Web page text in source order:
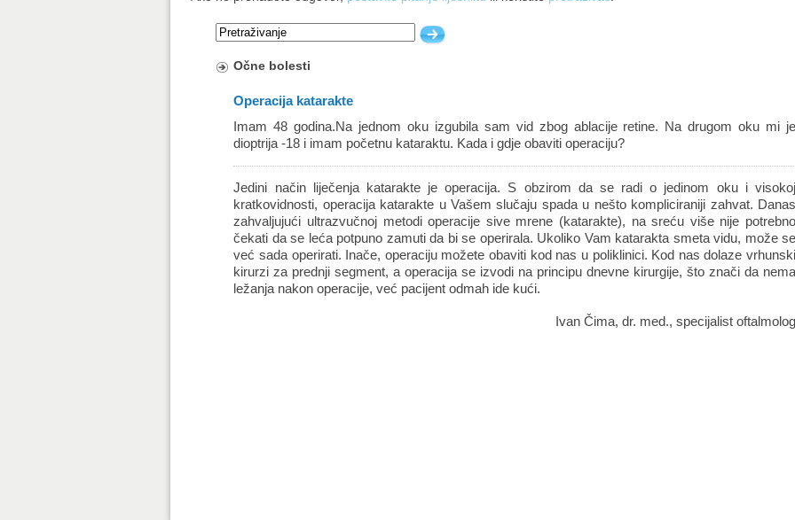
Očne bolesti
Operacija katarakte
Imam 48 godina.Na jednom oku izgubila sam vid zbog ablacije retine. Na drugom oku mi je
dioptrija -18 i imam početnu kataraktu. Kada i gdje obaviti operaciju?
Jedini način liječenja katarakte je operacija. S obzirom da se radi o jedinom oku i visokoj
kratkovidnosti, operacija katarakte u Vašem slučaju spada u nešto kompliciraniji zahvat. Danas
zahvaljujući ultrazvučnoj metodi operacije sive mrene (katarakte), na sreću više nije potrebno
čekati da se leća potpuno zamuti da bi se operirala. Ukoliko Vam katarakta smeta vidu, može se
već sada operirati. Inače, operaciju možete obaviti kod nas u poliklinici. Kod nas dolaze vrhunski
kirurzi za prednji segment, a operacija se izvodi na principu dnevne kirurgije, što znači da nema
ležanja nakon operacije, već pacijent odmah ide kući.
Ivan Čima, dr. med., specijalist oftalmolog